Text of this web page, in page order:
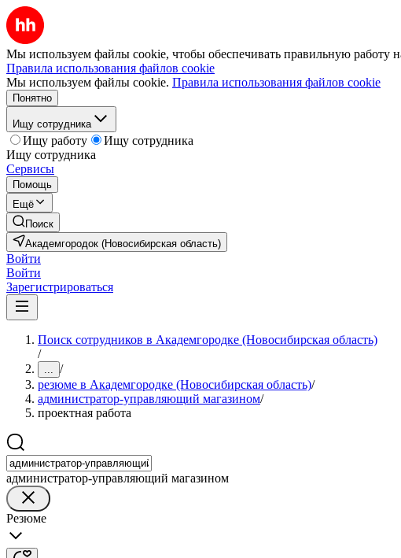
Мы используем файлы cookie, чтобы обеспечивать правильную работу
Правила использования файлов cookie
Мы используем файлы cookie. Правила использования файлов cookie
Понятно
Ищу сотрудника
Ищу работу
Ищу сотрудника
Ищу сотрудника
Сервисы
Помощь
Ещё
Поиск
Академгородок (Новосибирская область)
Войти
Войти
Зарегистрироваться
Поиск сотрудников в Академгородке (Новосибирская область)
/
... /
резюме в Академгородке (Новосибирская область)/
администратор-управляющий магазином/
проектная работа
администратор-управляющий магазином
Резюме